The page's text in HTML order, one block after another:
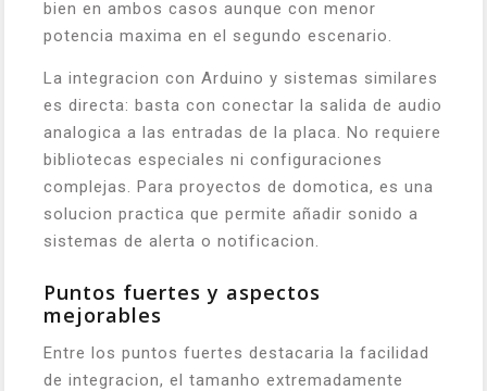
bien en ambos casos aunque con menor
potencia maxima en el segundo escenario.
La integracion con Arduino y sistemas similares
es directa: basta con conectar la salida de audio
analogica a las entradas de la placa. No requiere
bibliotecas especiales ni configuraciones
complejas. Para proyectos de domotica, es una
solucion practica que permite añadir sonido a
sistemas de alerta o notificacion.
Puntos fuertes y aspectos
mejorables
Entre los puntos fuertes destacaria la facilidad
de integracion, el tamanho extremadamente